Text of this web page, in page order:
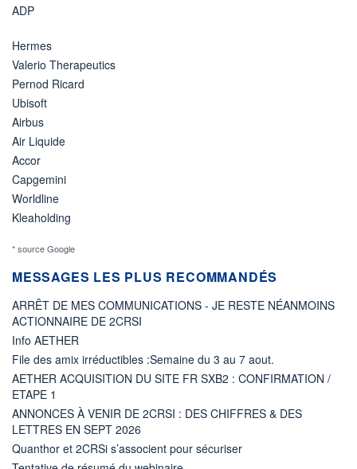
ADP
Hermes
Valerio Therapeutics
Pernod Ricard
Ubisoft
Airbus
Air Liquide
Accor
Capgemini
Worldline
Kleaholding
* source Google
MESSAGES LES PLUS RECOMMANDÉS
ARRÊT DE MES COMMUNICATIONS - JE RESTE NÉANMOINS
ACTIONNAIRE DE 2CRSI
Info AETHER
File des amix irréductibles :Semaine du 3 au 7 aout.
AETHER ACQUISITION DU SITE FR SXB2 : CONFIRMATION /
ETAPE 1
ANNONCES À VENIR DE 2CRSI : DES CHIFFRES & DES
LETTRES EN SEPT 2026
Quanthor et 2CRSi s’associent pour sécuriser